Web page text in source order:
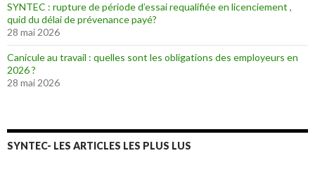
SYNTEC : rupture de période d’essai requalifiée en licenciement ,
quid du délai de prévenance payé?
28 mai 2026
Canicule au travail : quelles sont les obligations des employeurs en
2026 ?
28 mai 2026
SYNTEC- LES ARTICLES LES PLUS LUS